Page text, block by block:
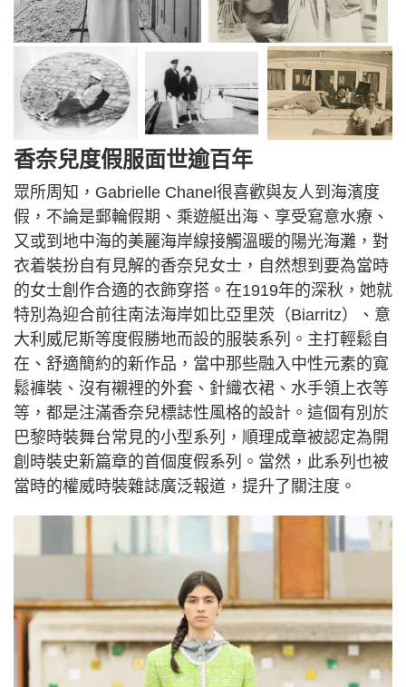
香奈兒度假服面世逾百年
眾所周知，Gabrielle Chanel很喜歡與友人到海濱度
假，不論是郵輪假期、乘遊艇出海、享受寫意水療、
又或到地中海的美麗海岸線接觸溫暖的陽光海灘，對
衣着裝扮自有見解的香奈兒女士，自然想到要為當時
的女士創作合適的衣飾穿搭。在1919年的深秋，她就
特別為迎合前往南法海岸如比亞里茨（Biarritz）、意
大利威尼斯等度假勝地而設的服裝系列。主打輕鬆自
在、舒適簡約的新作品，當中那些融入中性元素的寬
鬆褲裝、沒有襯裡的外套、針織衣裙、水手領上衣等
等，都是注滿香奈兒標誌性風格的設計。這個有別於
巴黎時裝舞台常見的小型系列，順理成章被認定為開
創時裝史新篇章的首個度假系列。當然，此系列也被
當時的權威時裝雜誌廣泛報道，提升了關注度。